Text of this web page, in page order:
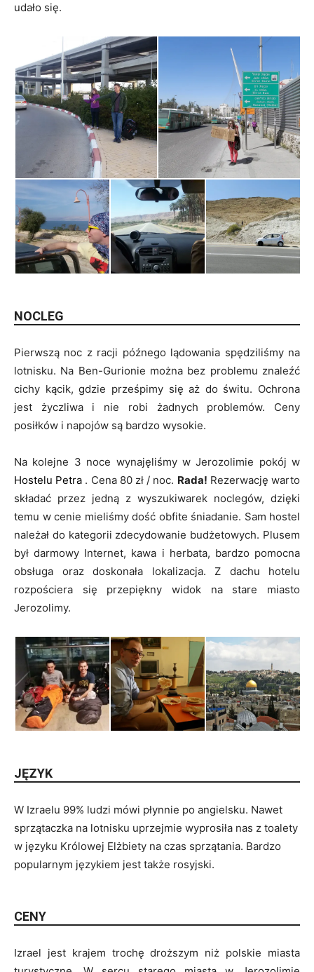
udało się.
NOCLEG
Pierwszą noc z racji późnego lądowania spędziliśmy na
lotnisku. Na Ben-Gurionie można bez problemu znaleźć
cichy kącik, gdzie prześpimy się aż do świtu. Ochrona
jest życzliwa i nie robi żadnych problemów. Ceny
posiłków i napojów są bardzo wysokie.
Na kolejne 3 noce wynajęliśmy w Jerozolimie pokój w
Hostelu Petra . Cena 80 zł / noc. Rada! Rezerwację warto
składać przez jedną z wyszukiwarek noclegów, dzięki
temu w cenie mieliśmy dość obfite śniadanie. Sam hostel
należał do kategorii zdecydowanie budżetowych. Plusem
był darmowy Internet, kawa i herbata, bardzo pomocna
obsługa oraz doskonała lokalizacja. Z dachu hotelu
rozpościera się przepiękny widok na stare miasto
Jerozolimy.
JĘZYK
W Izraelu 99% ludzi mówi płynnie po angielsku. Nawet
sprzątaczka na lotnisku uprzejmie wyprosiła nas z toalety
w języku Królowej Elżbiety na czas sprzątania. Bardzo
popularnym językiem jest także rosyjski.
CENY
Izrael jest krajem trochę droższym niż polskie miasta